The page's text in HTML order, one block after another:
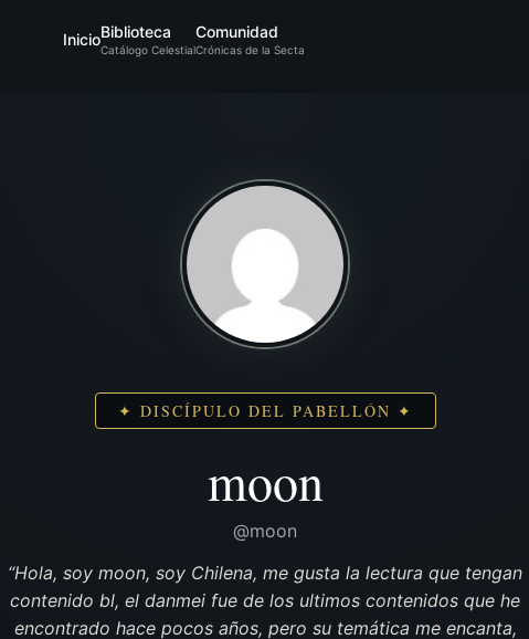
InicioBiblioteca
Catálogo Celestial
Comunidad
Crónicas de la Secta
✦ DISCÍPULO DEL PABELLÓN ✦
moon
@moon
“Hola, soy moon, soy Chilena, me gusta la lectura que tengan
contenido bl, el danmei fue de los ultimos contenidos que he
encontrado hace pocos años, pero su temática me encanta,